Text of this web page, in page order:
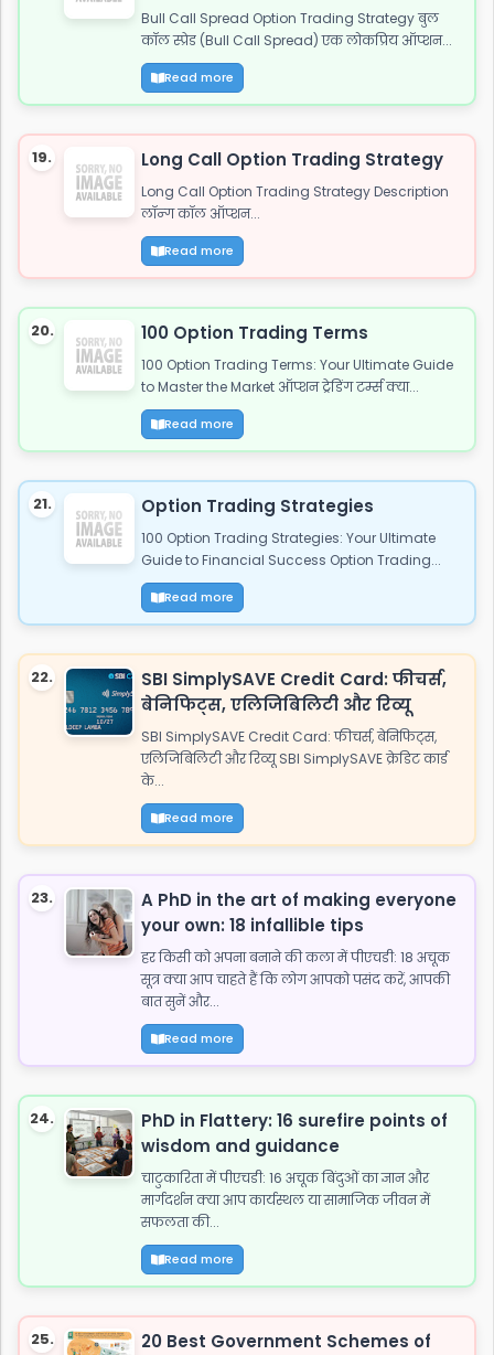
Bull Call Spread Option Trading Strategy बुल
कॉल स्प्रेड (Bull Call Spread) एक लोकप्रिय ऑप्शन...
Read more
19. Long Call Option Trading Strategy
Long Call Option Trading Strategy Description
लॉन्ग कॉल ऑप्शन...
Read more
20. 100 Option Trading Terms
100 Option Trading Terms: Your Ultimate Guide
to Master the Market ऑप्शन ट्रेडिंग टर्म्स क्या...
Read more
21. Option Trading Strategies
100 Option Trading Strategies: Your Ultimate
Guide to Financial Success Option Trading...
Read more
22.
SBI SimplySAVE Credit Card: फीचर्स,
बेनिफिट्स, एलिजिबिलिटी और रिव्यू
SBI SimplySAVE Credit Card: फीचर्स, बेनिफिट्स,
एलिजिबिलिटी और रिव्यू SBI SimplySAVE क्रेडिट कार्ड
के...
Read more
23.
A PhD in the art of making everyone
your own: 18 infallible tips
हर किसी को अपना बनाने की कला में पीएचडी: 18 अचूक
सूत्र क्या आप चाहते हैं कि लोग आपको पसंद करें, आपकी
बात सुनें और...
Read more
24.
PhD in Flattery: 16 surefire points of
wisdom and guidance
चाटुकारिता में पीएचडी: 16 अचूक बिंदुओं का ज्ञान और
मार्गदर्शन क्या आप कार्यस्थल या सामाजिक जीवन में
सफलता की...
Read more
25. 20 Best Government Schemes of